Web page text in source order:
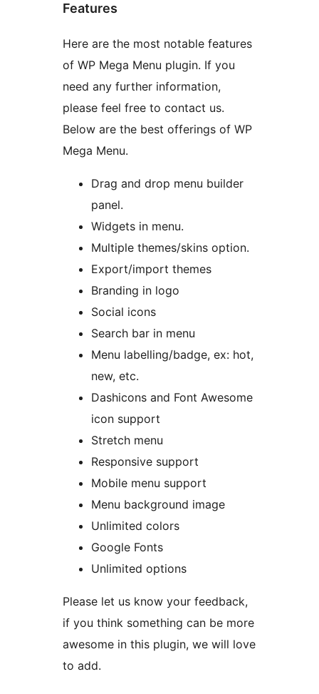
Features
Here are the most notable features
of WP Mega Menu plugin. If you
need any further information,
please feel free to contact us.
Below are the best offerings of WP
Mega Menu.
Drag and drop menu builder
panel.
Widgets in menu.
Multiple themes/skins option.
Export/import themes
Branding in logo
Social icons
Search bar in menu
Menu labelling/badge, ex: hot,
new, etc.
Dashicons and Font Awesome
icon support
Stretch menu
Responsive support
Mobile menu support
Menu background image
Unlimited colors
Google Fonts
Unlimited options
Please let us know your feedback,
if you think something can be more
awesome in this plugin, we will love
to add.